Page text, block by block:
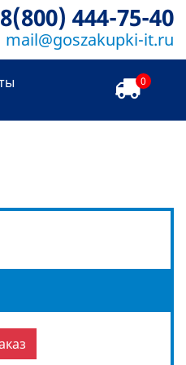
8(800) 444-75-40
mail@goszakupki-it.ru
0